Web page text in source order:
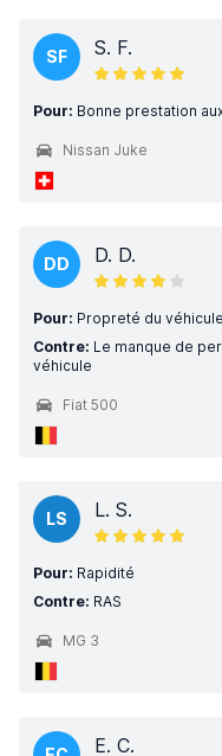
SF S. F.
Pour: Bonne prestation
Nissan Juke
DD D. D.
Pour: Propreté du
Contre: Le manque de
véhicule
Fiat 500
LS L. S.
Pour: Rapidité
Contre: RAS
MG 3
E. C.